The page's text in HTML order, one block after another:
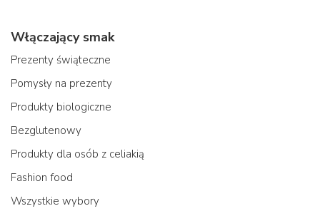
Włączający smak
Prezenty świąteczne
Pomysły na prezenty
Produkty biologiczne
Bezglutenowy
Produkty dla osób z celiakią
Fashion food
Wszystkie wybory